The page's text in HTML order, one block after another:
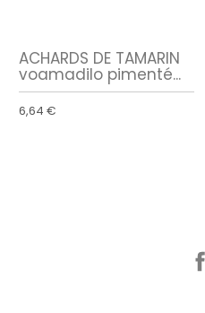
ACHARDS DE TAMARIN
voamadilo pimenté...
6,64 €